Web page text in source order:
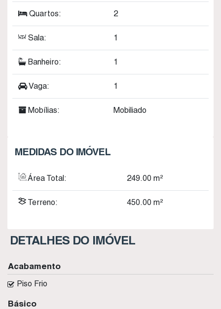
Quartos: 2
Sala: 1
Banheiro: 1
Vaga: 1
Mobílias: Mobiliado
MEDIDAS DO IMÓVEL
Área Total: 249.00 m²
Terreno: 450.00 m²
DETALHES DO IMÓVEL
Básico
Acabamento
Piso Frio